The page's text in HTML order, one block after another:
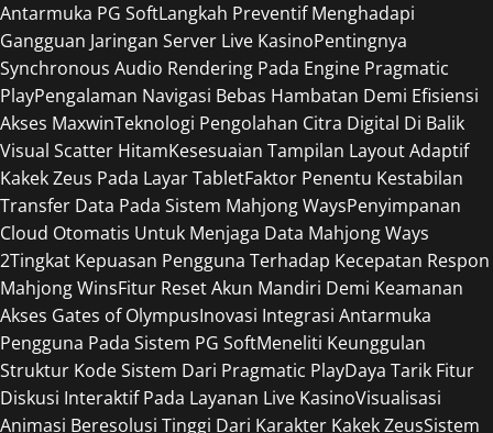
Antarmuka PG SoftLangkah Preventif Menghadapi
Gangguan Jaringan Server Live KasinoPentingnya
Synchronous Audio Rendering Pada Engine Pragmatic
PlayPengalaman Navigasi Bebas Hambatan Demi Efisiensi
Akses MaxwinTeknologi Pengolahan Citra Digital Di Balik
Visual Scatter HitamKesesuaian Tampilan Layout Adaptif
Kakek Zeus Pada Layar TabletFaktor Penentu Kestabilan
Transfer Data Pada Sistem Mahjong WaysPenyimpanan
Cloud Otomatis Untuk Menjaga Data Mahjong Ways
2Tingkat Kepuasan Pengguna Terhadap Kecepatan Respon
Mahjong WinsFitur Reset Akun Mandiri Demi Keamanan
Akses Gates of OlympusInovasi Integrasi Antarmuka
Pengguna Pada Sistem PG SoftMeneliti Keunggulan
Struktur Kode Sistem Dari Pragmatic PlayDaya Tarik Fitur
Diskusi Interaktif Pada Layanan Live KasinoVisualisasi
Animasi Beresolusi Tinggi Dari Karakter Kakek ZeusSistem